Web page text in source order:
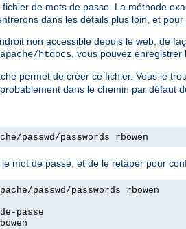
de mots de passe. La méthode
dans les détails plus loin, et
non accessible depuis le web, de
htdocs , vous pouvez
permet de créer ce fichier. Vous le
dans le chemin par défaut
passwd/passwords rbowen
mot de passe, et de le retaper pour
passwd/passwords rbowen
passe